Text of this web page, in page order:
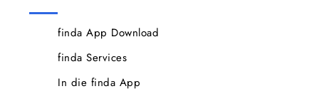
finda App Download
finda Services
In die finda App